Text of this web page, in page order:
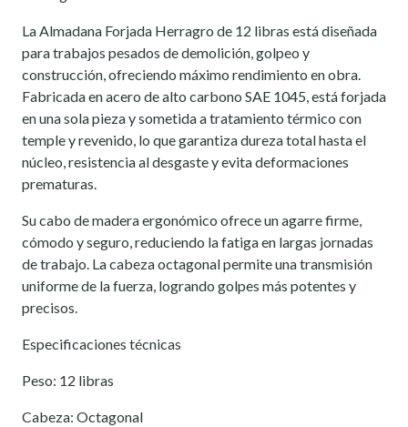
La Almadana Forjada Herragro de 12 libras está diseñada
para trabajos pesados de demolición, golpeo y
construcción, ofreciendo máximo rendimiento en obra.
Fabricada en acero de alto carbono SAE 1045, está forjada
en una sola pieza y sometida a tratamiento térmico con
temple y revenido, lo que garantiza dureza total hasta el
núcleo, resistencia al desgaste y evita deformaciones
prematuras.
Su cabo de madera ergonómico ofrece un agarre firme,
cómodo y seguro, reduciendo la fatiga en largas jornadas
de trabajo. La cabeza octagonal permite una transmisión
uniforme de la fuerza, logrando golpes más potentes y
precisos.
Especificaciones técnicas
Peso: 12 libras
Cabeza: Octagonal